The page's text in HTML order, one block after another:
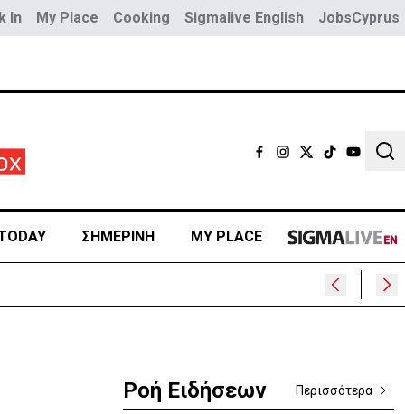
In My Place Cooking Sigmalive English JobsCyprus
ΣΗΜΕΡΙΝΗ MY PLACE
Ροή Ειδήσεων Περισσότερα